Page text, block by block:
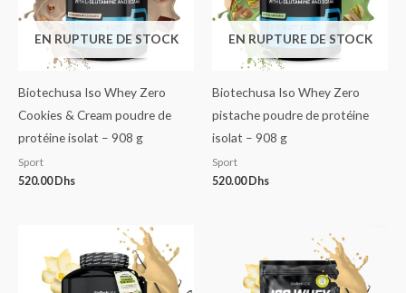
EN RUPTURE DE STOCK
Biotechusa Iso Whey Zero
Cookies & Cream poudre de
protéine isolat – 908 g
Sport
520.00Dhs
EN RUPTURE DE STOCK
Biotechusa Iso Whey Zero
pistache poudre de protéine
isolat – 908 g
Sport
520.00Dhs